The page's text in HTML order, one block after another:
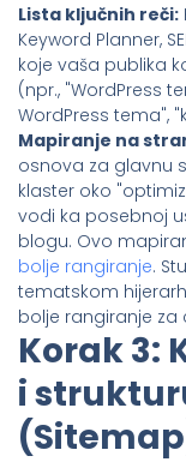
Lista ključnih reči:
Keyword Planner,
koje vaša publika
(npr., "WordPress
WordPress tema",
Mapiranje na
osnova za glavnu
klaster oko
vodi ka posebnoj
blogu. Ovo
bolje rangiranje.
tematskom
bolje rangiranje za
Korak 3:
i